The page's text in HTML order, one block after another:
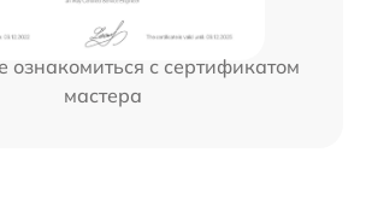
ознакомиться с сертификатом
мастера